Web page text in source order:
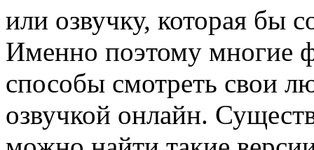
или озвучку, которая бы
Именно поэтому многие
способы смотреть свои
озвучкой онлайн.